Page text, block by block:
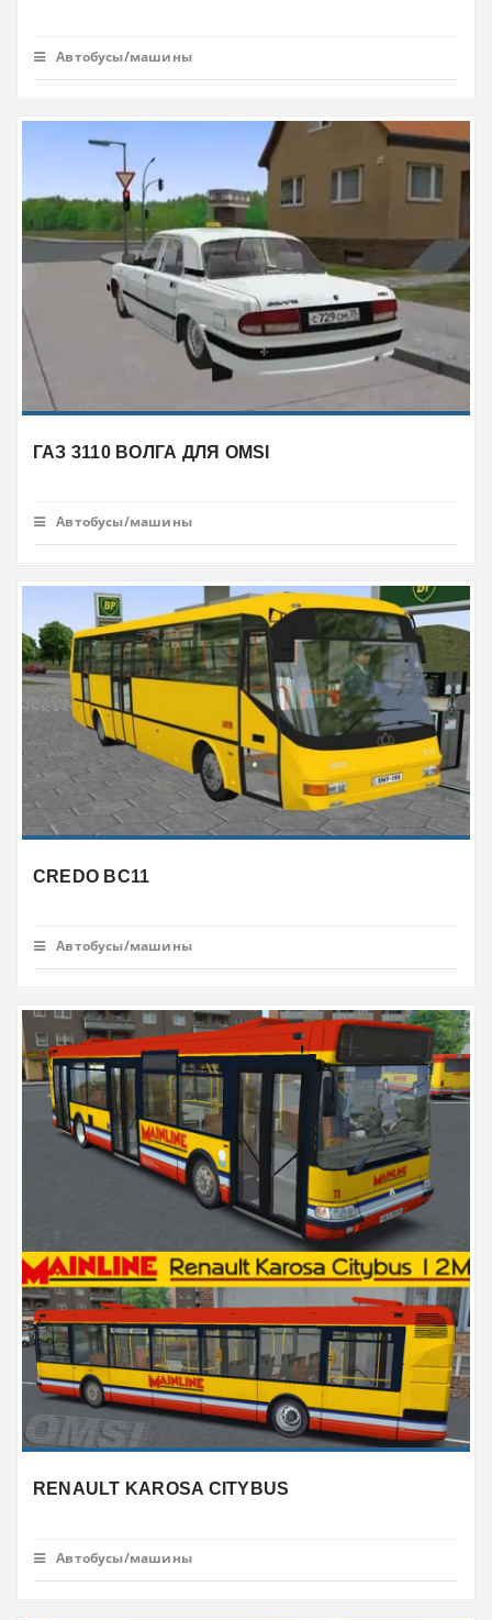
Автобусы/машины
ГАЗ 3110 ВОЛГА ДЛЯ OMSI
Автобусы/машины
CREDO BC11
Автобусы/машины
RENAULT KAROSA CITYBUS
Автобусы/машины